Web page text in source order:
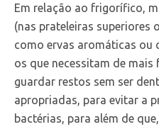
Em relação ao frigorífico,
(nas prateleiras superiores
como ervas aromáticas ou
os que necessitam de
guardar restos sem ser
apropriadas, para evitar a
bactérias, para além de